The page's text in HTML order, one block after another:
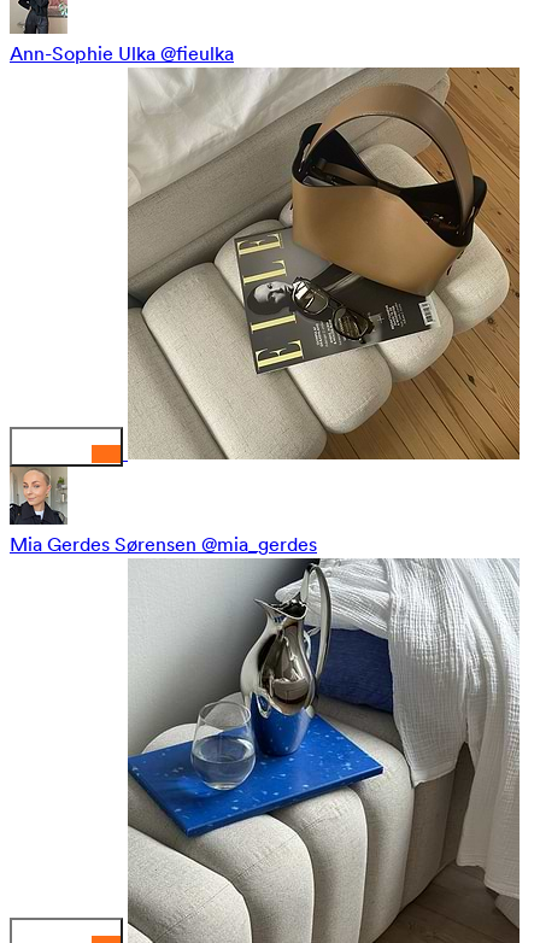
Ann-Sophie Ulka @fieulka
Mia Gerdes Sørensen @mia_gerdes